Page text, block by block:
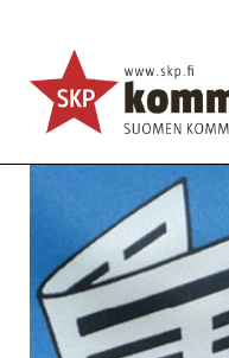
Tiedonantajaa
Katukampanjointi
la 30.5.2026 klo